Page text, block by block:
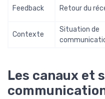
Feedback Retour du
Contexte
Situation de
Les canaux et